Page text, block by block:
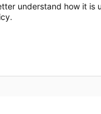
understand how it